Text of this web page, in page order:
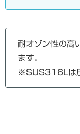
耐オゾン性の高
ます。
※SUS316Lは